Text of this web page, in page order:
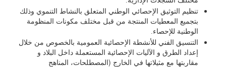
تنظيم التوثيق الإحصائي الوطني المتعلق بالنشاط التنموي وذلك
بتجميع المعطيات المنتجة من قبل مختلف مكونات المنظومة
الوطنية للإحصاء.
التنسيق الفني للأنشطة الإحصائية العمومية بالخصوص من خلال
إعداد الطرق و الآليات الإحصائية المستعملة داخل البلاد و
مقاربتها مع مثيلاتها في الخارج (المصطلحات، المناهج